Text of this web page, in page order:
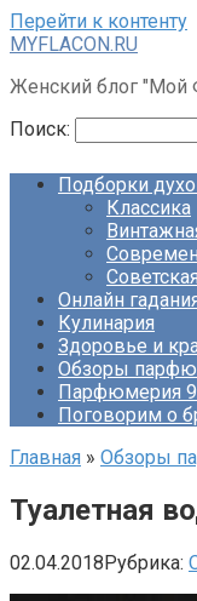
Перейти к контенту
MYFLACON.RU
Женский блог "Мой
Поиск:
Подборки
Классика
Советская
Онлайн
Кулинария
Здоровье и
Обзоры
Парфюмерия
Поговорим о
Главная » Обзоры
Туалетная
02.04.2018Рубрика: